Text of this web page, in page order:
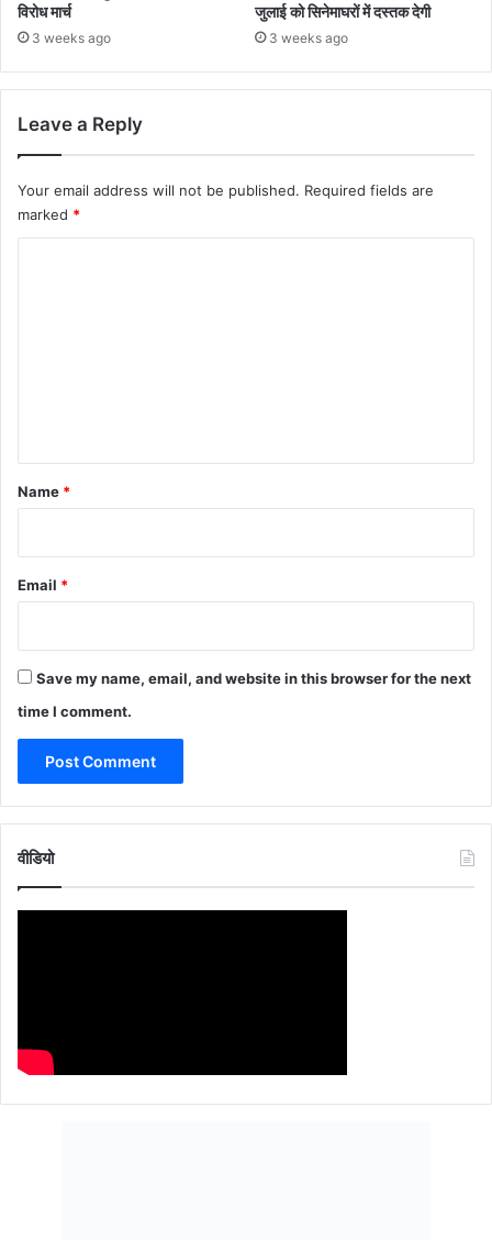
विरोध मार्च
3 weeks ago
जुलाई को सिनेमाघरों में दस्तक देगी
3 weeks ago
Leave a Reply
Your email address will not be published. Required fields are
marked *
*
Name *
Email *
Save my name, email, and website in this browser for the next
time I comment.
वीडियो